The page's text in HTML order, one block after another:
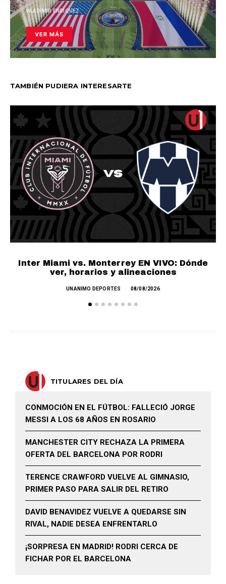
WLADIMIR ENRÍQUEZ
VER MÁS
TAMBIÉN PUDIERA INTERESARTE
Inter Miami vs. Monterrey EN VIVO: Dónde
ver, horarios y alineaciones
UNANIMO DEPORTES 08/08/2026
TITULARES DEL DÍA
CONMOCIÓN EN EL FÚTBOL: FALLECIÓ JORGE
MESSI A LOS 68 AÑOS EN ROSARIO
MANCHESTER CITY RECHAZA LA PRIMERA
OFERTA DEL BARCELONA POR RODRI
TERENCE CRAWFORD VUELVE AL GIMNASIO,
PRIMER PASO PARA SALIR DEL RETIRO
DAVID BENAVIDEZ VUELVE A QUEDARSE SIN
RIVAL, NADIE DESEA ENFRENTARLO
¡SORPRESA EN MADRID! RODRI CERCA DE
FICHAR POR EL BARCELONA